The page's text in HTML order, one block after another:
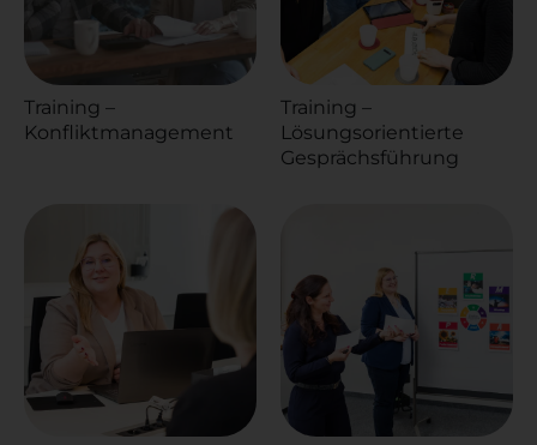
Training –
Konfliktmanagement
Training –
Lösungsorientierte
Gesprächsführung